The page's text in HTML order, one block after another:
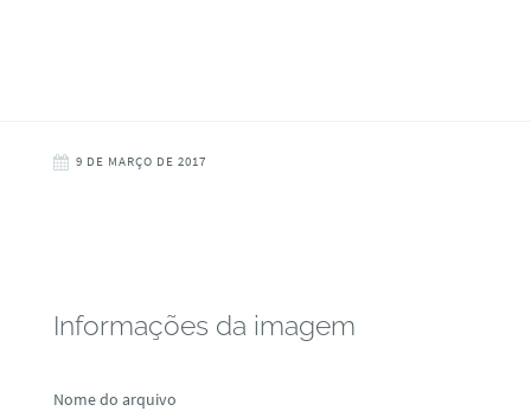
9 DE MARÇO DE 2017
Informações da imagem
Nome do arquivo